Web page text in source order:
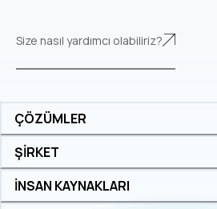
Size nasıl yardımcı olabiliriz?
ÇÖZÜMLER
ŞİRKET
İNSAN KAYNAKLARI